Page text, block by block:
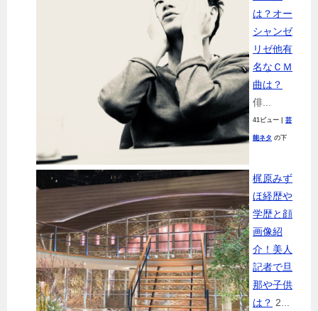
は？オー
シャンゼ
リゼ他有
名なＣＭ
曲は？
俳...
41ビュー 芸
能ネタ の下
梶原みず
ほ経歴や
学歴と顔
画像紹
介！美人
記者で旦
那や子供
は？ 2...